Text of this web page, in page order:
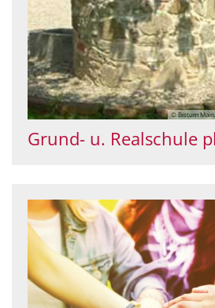
© Bistum
Grund- u. Realschule